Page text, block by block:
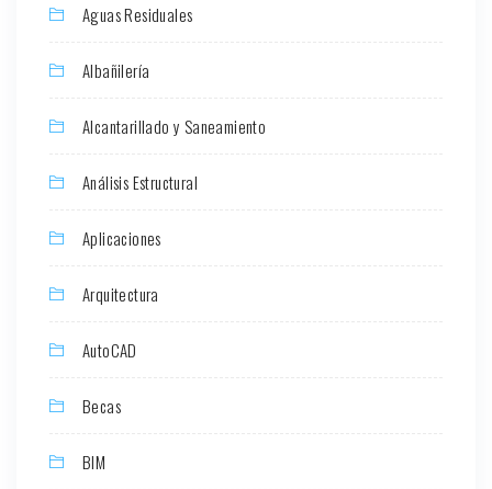
Aguas Residuales
Albañilería
Alcantarillado y Saneamiento
Análisis Estructural
Aplicaciones
Arquitectura
AutoCAD
Becas
BIM